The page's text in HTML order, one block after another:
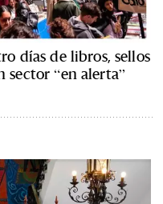
días de libros, sellos
sector “en alerta”